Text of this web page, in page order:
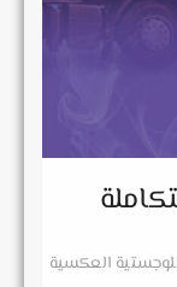
العكسية